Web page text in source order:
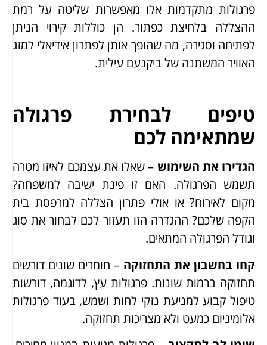
פרגולות מתקדמות אלו מאפשרות שליטה על רמת
ההצללה בלחיצת כפתור. הן כוללות קירוי הניתן
לפתיחה וסגירה, מה שהופך אותן לפתרון אידיאלי למזג
האוויר המשתנה של ביקנעם עילית.
טיפים לבחירת פרגולה
שמתאימה לכם
הגדירו את השימוש – שאלו את עצמכם לאיזו מטרה
תשמש הפרגולה. האם זו פינת ישיבה למשפחה?
מקום לאירוח? או אולי פתרון הצללה למרפסת בית
הקפה שלכם? ההגדרה הזו תעזור לכם לבחור את סוג
וגודל הפרגולה המתאים.
קחו בחשבון את התחזוקה – חומרים שונים דורשים
תחזוקה ברמות שונות. פרגולות עץ, לדוגמה, דורשות
טיפול קבוע למניעת נזקי לחות ושמש, בעוד פרגולות
אלומיניום כמעט ולא מצריכות תחזוקה.